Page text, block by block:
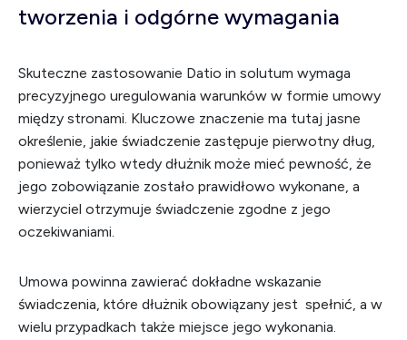
tworzenia i odgórne wymagania
Skuteczne zastosowanie Datio in solutum wymaga
precyzyjnego uregulowania warunków w formie umowy
między stronami. Kluczowe znaczenie ma tutaj jasne
określenie, jakie świadczenie zastępuje pierwotny dług,
ponieważ tylko wtedy dłużnik może mieć pewność, że
jego zobowiązanie zostało prawidłowo wykonane, a
wierzyciel otrzymuje świadczenie zgodne z jego
oczekiwaniami.
Umowa powinna zawierać dokładne wskazanie
świadczenia, które dłużnik obowiązany jest spełnić, a w
wielu przypadkach także miejsce jego wykonania.